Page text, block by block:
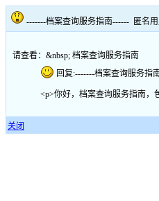
-------档案查询服务指南------ 匿名
请查看：&nbsp; 档案查询服务指南
回复:-------档案查询服务指
<p>你好，档案查询服务指南，
关闭